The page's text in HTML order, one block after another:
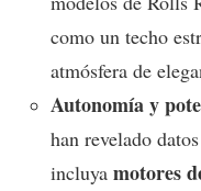
como un techo
atmósfera de
Autonomía y
han revelado
incluya motores